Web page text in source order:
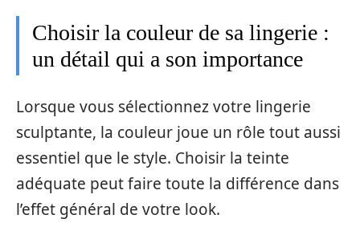
Choisir la couleur de sa lingerie :
un détail qui a son importance
Lorsque vous sélectionnez votre lingerie
sculptante, la couleur joue un rôle tout aussi
essentiel que le style. Choisir la teinte
adéquate peut faire toute la différence dans
l’effet général de votre look.